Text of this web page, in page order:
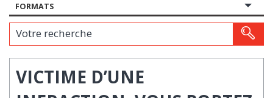
FORMATS
Votre recherche
VICTIME D’UNE